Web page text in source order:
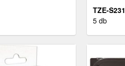
TZE-S231
5 db